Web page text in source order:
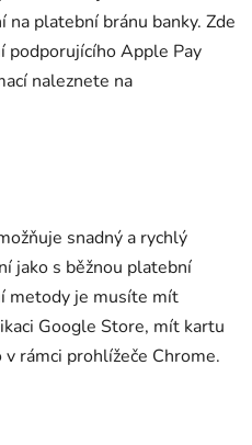
platební bránu banky. Zde
podporujícího Apple Pay
naleznete na
snadný a rychlý
jako s běžnou platební
metody je musíte mít
Google Store, mít kartu
rámci prohlížeče Chrome.